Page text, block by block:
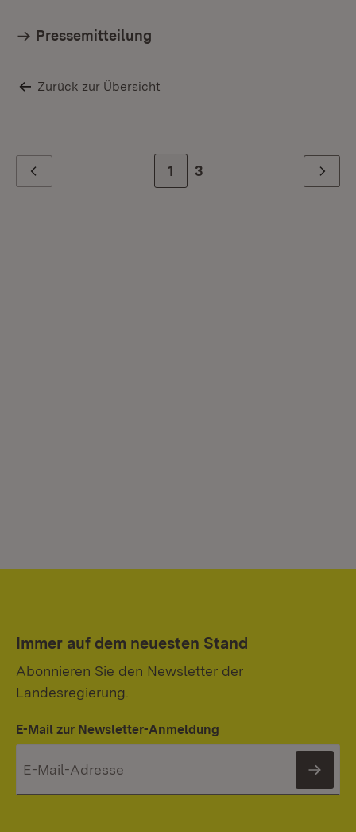
Pressemitteilung
Zurück zur Übersicht
Zur Seite
1 Zur letzten Seite
3 Weiter
Immer auf dem neuesten Stand
Abonnieren Sie den Newsletter der
Landesregierung.
E-Mail zur Newsletter-Anmeldung